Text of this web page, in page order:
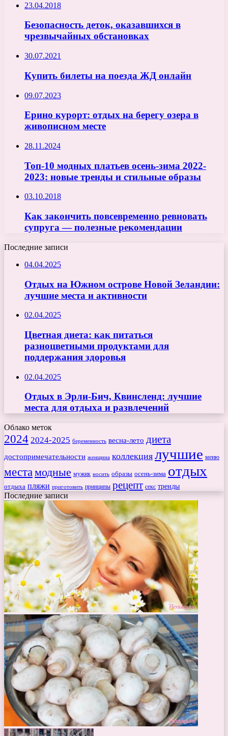
23.04.2018
Безопасность деток, оказавшихся в
чрезвычайных обстановках
30.07.2021
Купить билеты на поезда ЖД онлайн
09.07.2023
Ерино курорт: отдых на берегу озера в
живописном месте
28.11.2024
Топ-10 модных платьев осень-зима 2022-
2023: новые тренды и стильные образы
03.10.2018
Как закончить повсевременно ревновать
супруга — полезные рекомендации
Последние записи
04.04.2025
Отдых на Южном острове Новой Зеландии:
лучшие места и активности
02.04.2025
Цветная диета: как питаться
разноцветными продуктами для
поддержания здоровья
02.04.2025
Отдых в Эрли-Бич, Квинсленд: лучшие
места для отдыха и развлечений
Облако меток
2024 2024-2025 беременность весна-лето диета
достопримечательности женщина коллекция лучшие меню
места модные мужик носить образы осень-зима отдых
отдыха пляжи приготовить принципы рецепт секс тренды
Последние записи